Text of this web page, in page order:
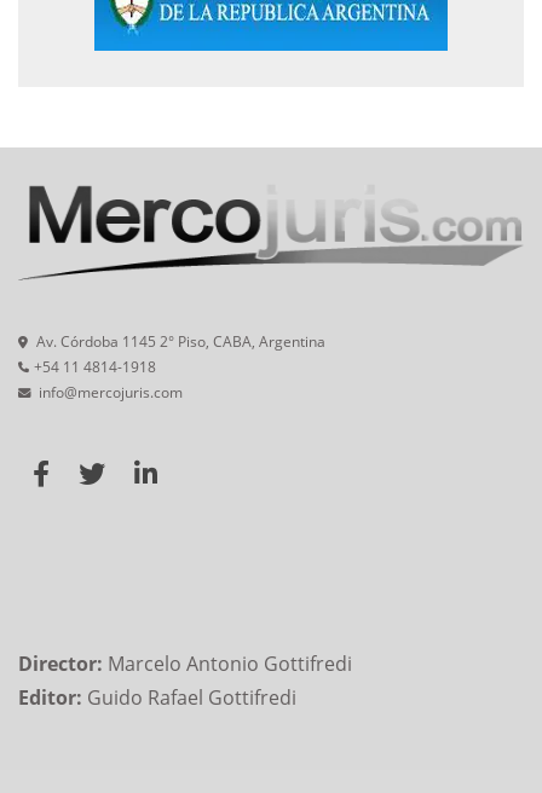
Av. Córdoba 1145 2° Piso, CABA, Argentina
+54 11 4814-1918
info@mercojuris.com
Director: Marcelo Antonio Gottifredi
Editor: Guido Rafael Gottifredi